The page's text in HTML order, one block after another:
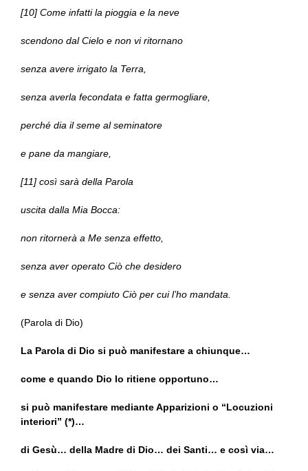
[10] Come infatti la pioggia e la neve
scendono dal Cielo e non vi ritornano
senza avere irrigato la Terra,
senza averla fecondata e fatta germogliare,
perché dia il seme al seminatore
e pane da mangiare,
[11] così sarà della Parola
uscita dalla Mia Bocca:
non ritornerà a Me senza effetto,
senza aver operato Ciò che desidero
e senza aver compiuto Ciò per cui l’ho mandata.
(Parola di Dio)
La Parola di Dio si può manifestare a chiunque…
come e quando Dio lo ritiene opportuno…
si può manifestare mediante Apparizioni o “Locuzioni
interiori” (*)…
di Gesù… della Madre di Dio… dei Santi… e così via…